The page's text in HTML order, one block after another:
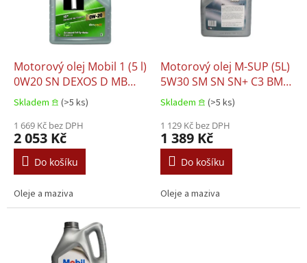
u
Motorový olej Mobil 1 (5 l)
0W20 SN DEXOS D MB
229.71 PORSCHE C20 VW
508.00 VW 509.00
Skladem 𖠿 (>5 ks)
1 669 Kč bez DPH
2 053 Kč
Do košíku
Oleje a maziva
Motorový olej M-SUP (5L)
5W30 SM SN SN+ C3 BMW
LL-04 MB 229.31 MB
229.51 MB 229.52
Skladem 𖠿 (>5 ks)
1 129 Kč bez DPH
1 389 Kč
Do košíku
Oleje a maziva